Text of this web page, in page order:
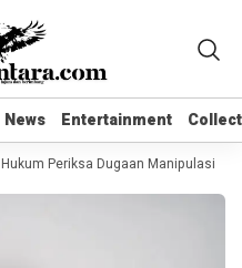
News Entertainment
News Entertainment
Periksa Dugaan Manipulasi